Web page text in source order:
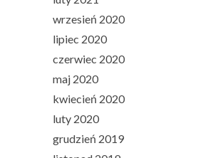
wrzesień 2020
lipiec 2020
czerwiec 2020
maj 2020
kwiecień 2020
luty 2020
grudzień 2019